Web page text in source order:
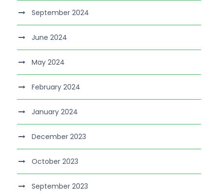
September 2024
June 2024
May 2024
February 2024
January 2024
December 2023
October 2023
September 2023